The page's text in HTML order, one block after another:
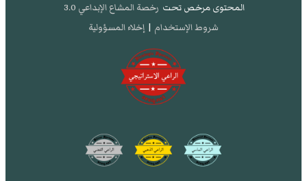
المحتوى مرخص تحت رخصة المشاع الإبداعي 3.0
شروط الإستخدام | إخلاء المسؤولية